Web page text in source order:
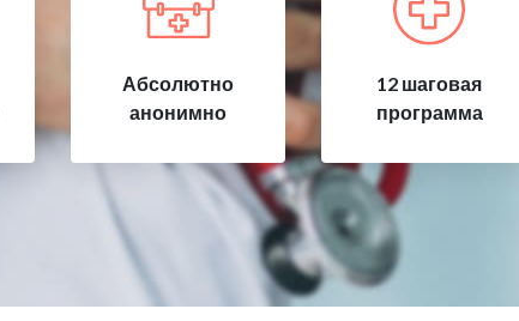
Абсолютно
анонимно
12 шаговая
программа